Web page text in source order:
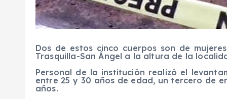
Dos de estos cinco cuerpos son de
Trasquilla-San Ángel a la altura de la
Personal de la institución realizó el
entre 25 y 30 años de edad, un tercero de
años.